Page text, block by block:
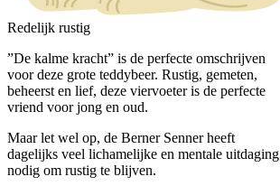
Redelijk rustig
”De kalme kracht” is de perfecte omschrijven
voor deze grote teddybeer. Rustig, gemeten,
beheerst en lief, deze viervoeter is de perfecte
vriend voor jong en oud.
Maar let wel op, de Berner Senner heeft
dagelijks veel lichamelijke en mentale uitdaging
nodig om rustig te blijven.